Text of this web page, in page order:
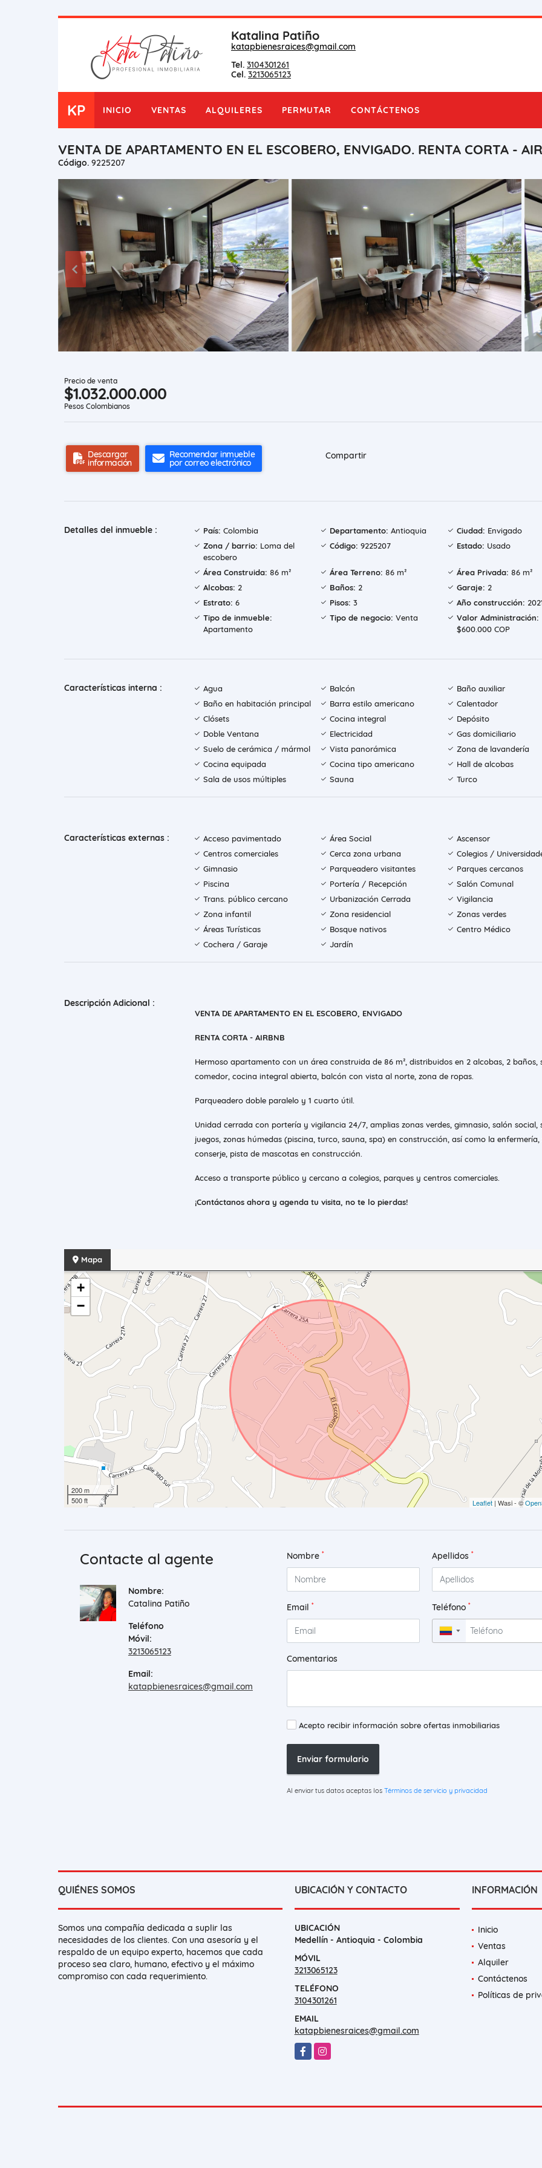
Katalina Patiño
katapbienesraices@gmail.com
Tel. 3104301261
Cel. 3213065123
KP INICIO VENTAS ALQUILERES PERMUTAR CONTÁCTENOS
VENTA DE APARTAMENTO EN EL ESCOBERO, ENVIGADO. RENTA CORTA -
Código. 9225207
Precio de venta
$1.032.000.000
Pesos Colombianos
Descargar
información
Recomendar inmueble
por correo electrónico
Compartir
Detalles del inmueble : País: Colombia Departamento: Antioquia Ciudad: Envigado
Zona / barrio: Loma del
escobero
Código: 9225207 Estado: Usado
Área Construida: 86 m² Área Terreno: 86 m² Área Privada: 86 m²
Alcobas: 2 Baños: 2 Garaje: 2
Estrato: 6 Pisos: 3 Año construcción:
Tipo de inmueble:
Apartamento
Tipo de negocio: Venta
Valor Administración:
$600.000 COP
Características interna : Agua Balcón
Baño auxiliar
Baño en habitación principal
Barra estilo americano
Calentador
Clósets
Cocina integral
Depósito
Doble Ventana
Electricidad
Gas domiciliario
Suelo de cerámica / mármol
Vista panorámica
Zona de lavandería
Cocina equipada
Cocina tipo americano
Hall de alcobas
Sala de usos múltiples
Sauna Turco
Características externas : Acceso pavimentado Área Social
Ascensor
Centros comerciales
Cerca zona urbana
Colegios /
Gimnasio
Parqueadero visitantes
Parques cercanos
Piscina
Portería / Recepción
Salón Comunal
Trans. público cercano
Urbanización Cerrada
Vigilancia
Zona infantil
Zona residencial
Zonas verdes
Áreas Turísticas
Bosque nativos
Centro Médico
Cochera / Garaje
Jardín
Descripción Adicional :
VENTA DE APARTAMENTO EN EL ESCOBERO, ENVIGADO
RENTA CORTA - AIRBNB
Hermoso apartamento con un área construida de 86 m², distribuidos en 2 alcobas, 2 baños,
comedor, cocina integral abierta, balcón con vista al norte, zona de ropas.
Parqueadero doble paralelo y 1 cuarto útil.
Unidad cerrada con portería y vigilancia 24/7, amplias zonas verdes, gimnasio, salón social,
juegos, zonas húmedas (piscina, turco, sauna, spa) en construcción, así como la
conserje, pista de mascotas en construcción.
Acceso a transporte público y cercano a colegios, parques y centros comerciales.
¡Contáctanos ahora y agenda tu visita, no te lo pierdas!
Mapa
+
−
200 m
500 ft
Leaflet | Wasi - ©
Contacte al agente
Nombre:
Catalina Patiño
Teléfono
Móvil:
3213065123
Email:
katapbienesraices@gmail.com
Nombre * Apellidos *
Email * Teléfono *
▼
Comentarios
Acepto recibir información sobre ofertas inmobiliarias
Enviar formulario
Al enviar tus datos aceptas los Términos de servicio y privacidad
QUIÉNES SOMOS
Somos una compañía dedicada a suplir las
necesidades de los clientes. Con una asesoría y el
respaldo de un equipo experto, hacemos que cada
proceso sea claro, humano, efectivo y el máximo
compromiso con cada requerimiento.
UBICACIÓN Y CONTACTO
UBICACIÓN
Medellín - Antioquia - Colombia
MÓVIL
3213065123
TELÉFONO
3104301261
EMAIL
katapbienesraices@gmail.com
FacebookInstagram
INFORMACIÓN
Inicio
Ventas
Alquiler
Contáctenos
Políticas de